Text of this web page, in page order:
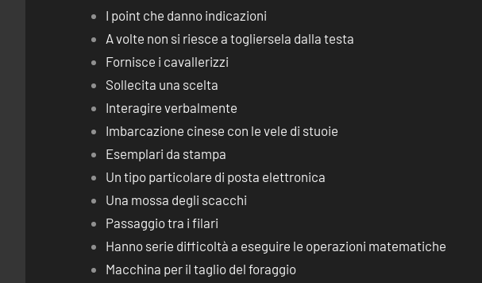
I point che danno indicazioni
A volte non si riesce a togliersela dalla testa
Fornisce i cavallerizzi
Sollecita una scelta
Interagire verbalmente
Imbarcazione cinese con le vele di stuoie
Esemplari da stampa
Un tipo particolare di posta elettronica
Una mossa degli scacchi
Passaggio tra i filari
Hanno serie difficoltà a eseguire le operazioni matematiche
Macchina per il taglio del foraggio